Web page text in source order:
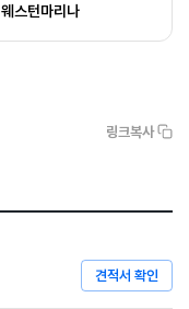
웨스턴마리나
링크복사
견적서 확인